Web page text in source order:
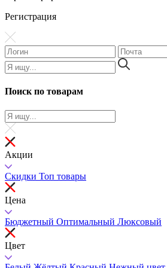
Регистрация
Поиск по товарам
Акции
Скидки Топ товары
Цена
Бюджетный Оптимальный Люксовый
Цвет